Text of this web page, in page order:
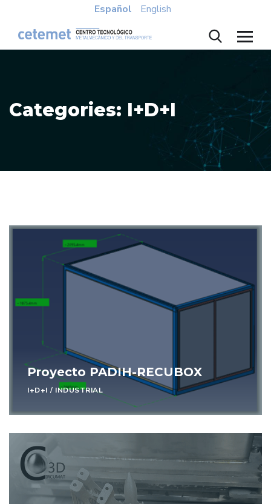
Español English
Categories: I+D+I
Proyecto PADIH-RECUBOX
I+D+I / INDUSTRIAL